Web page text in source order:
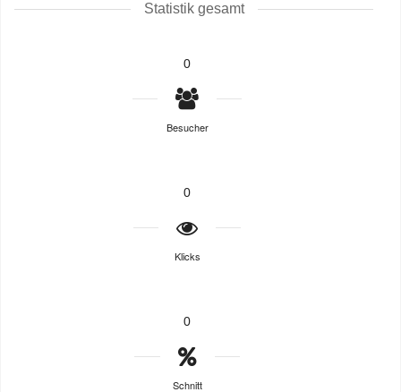
Statistik gesamt
0
Besucher
0
Klicks
0
Schnitt